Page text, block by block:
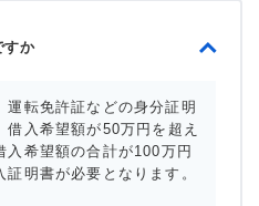
すか
運転免許証などの身分証明
借入希望額が50万円を超え
入希望額の合計が100万円
明書が必要となります。